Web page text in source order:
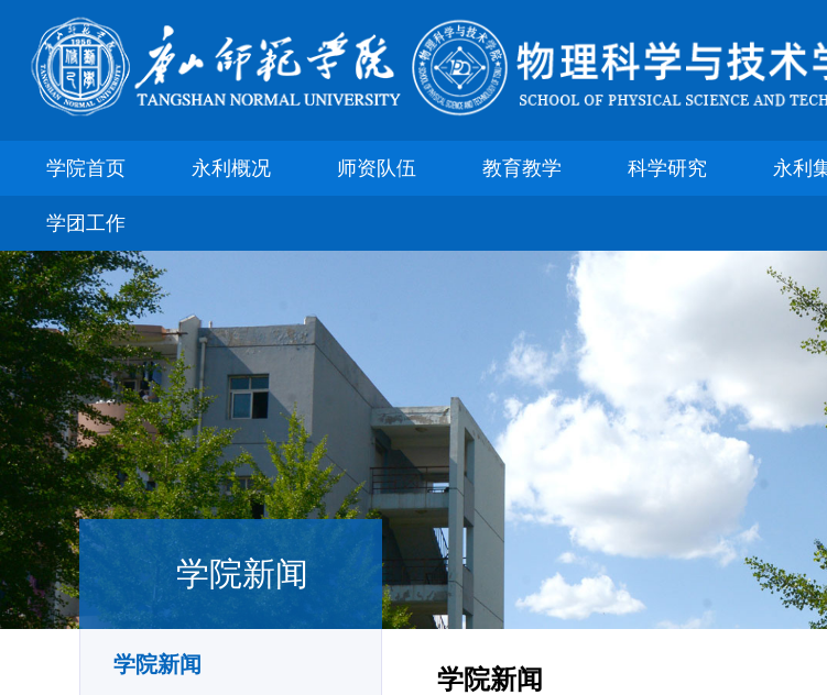
yl23455永利集团
学院首页 永利概况 师资队伍 教育教学 科学研究 永利
学团工作
学院新闻
学院新闻
学院新闻